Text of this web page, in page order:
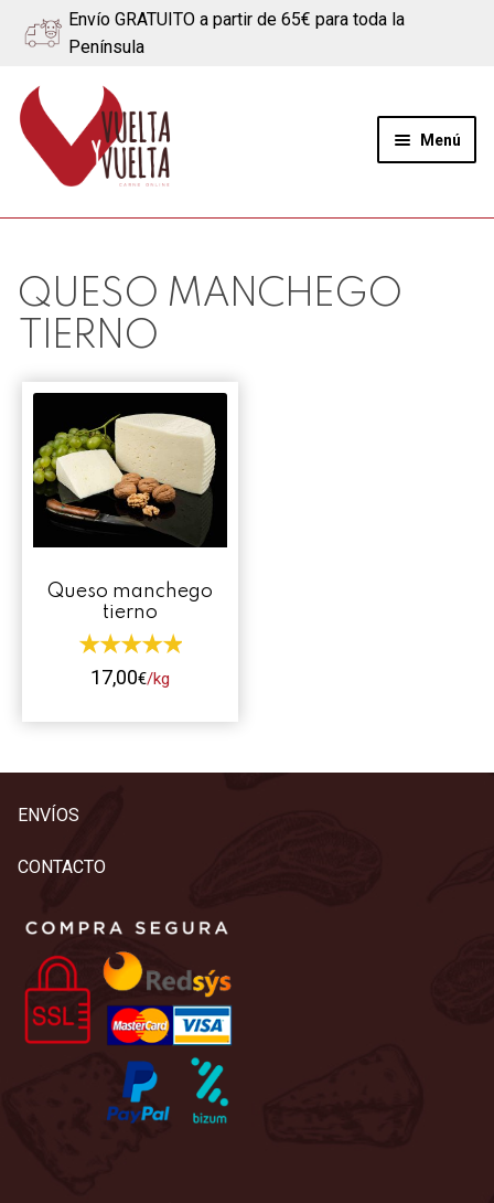
Envío GRATUITO a partir de 65€ para toda la
Península
Ir
a
navegación
Ir
al
contenido
Menú
Quiénes somos
Ternera
Cerdo
Quesos
Blog
Contacto
QUESO MANCHEGO
TIERNO
Queso manchego
tierno
17,00€/kg
Este
tiene
elegir
la
de
producto
ENVÍOS
CONTACTO